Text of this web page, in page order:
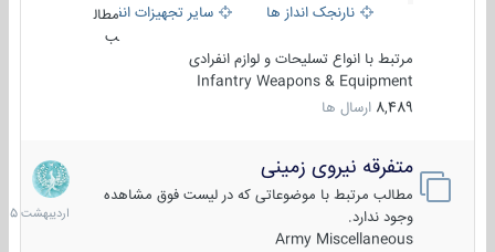
نارنجک انداز ها
سایر تجهیزات انفرادی
مطال
ب
مرتبط با انواع تسلیحات و لوازم انفرادی
Infantry Weapons & Equipment
8,489 ارسال ها
متفرقه نیروی زمینی
مطالب مرتبط با موضوعاتی که در لیست فوق مشاهده
وجود ندارد.
Army Miscellaneous
27
1405